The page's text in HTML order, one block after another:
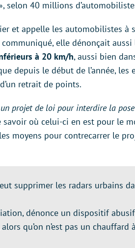
selon 40 millions
et appelle les automobilistes à
elle dénonçait aussi
à 20 km/h, aussi bien
depuis le début de l’année, les
retrait de points.
projet de loi pour interdire la pose
savoir où celui-ci en est pour le
moyens pour contrecarrer le
supprimer les radars urbains
dénonce un dispositif abusif
qu’on n’est pas un chauffard à